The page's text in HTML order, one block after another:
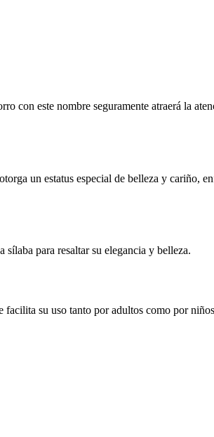
con este nombre seguramente atraerá la
un estatus especial de belleza y cariño,
para resaltar su elegancia y belleza.
su uso tanto por adultos como por